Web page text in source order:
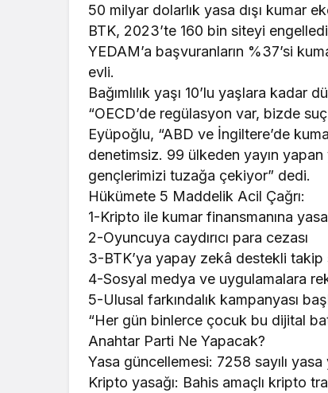
50 milyar dolarlık yasa dışı kumar
BTK, 2023’te 160 bin siteyi
YEDAM’a başvuranların %37’si
evli.
Bağımlılık yaşı 10’lu yaşlara kadar
“OECD’de regülasyon var, bizde
Eyüpoğlu, “ABD ve İngiltere’de
denetimsiz. 99 ülkeden yayın
gençlerimizi tuzağa çekiyor” dedi.
Hükümete 5 Maddelik Acil Çağrı:
1-Kripto ile kumar finansmanına
2-Oyuncuya caydırıcı para cezası
3-BTK’ya yapay zekâ destekli takip
4-Sosyal medya ve uygulamalara
5-Ulusal farkındalık kampanyası
“Her gün binlerce çocuk bu dijital
Anahtar Parti Ne Yapacak?
Yasa güncellemesi: 7258 sayılı
Kripto yasağı: Bahis amaçlı kripto